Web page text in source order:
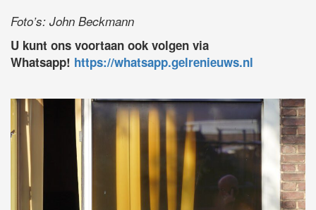
Foto’s: John Beckmann
U kunt ons voortaan ook volgen via
Whatsapp! https://whatsapp.gelrenieuws.nl